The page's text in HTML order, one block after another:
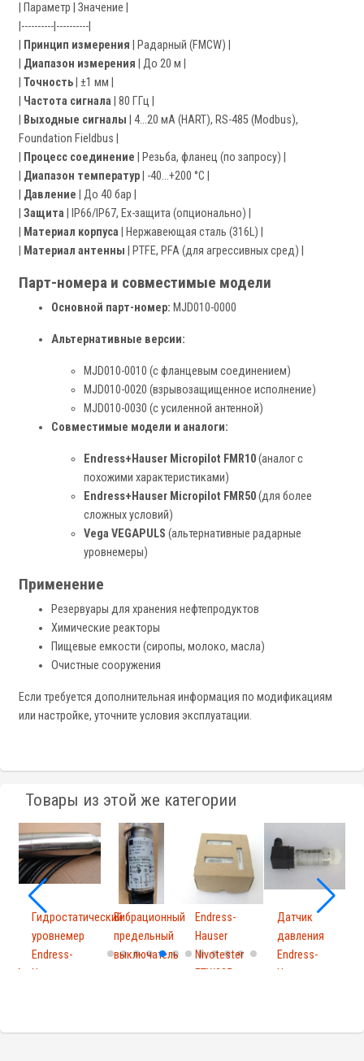
| Параметр | Значение |
|----------|----------|
Принцип измерения | Радарный (FMCW) |
Диапазон измерения | До 20 м |
Точность | ±1 мм |
Частота сигнала | 80 ГГц |
Выходные сигналы | 4…20 мА (HART), RS-485 (Modbus),
Foundation Fieldbus |
Процесс соединение | Резьба, фланец (по запросу) |
Диапазон температур | -40…+200 °C |
Давление | До 40 бар |
Защита | IP66/IP67, Ex-защита (опционально) |
Материал корпуса | Нержавеющая сталь (316L) |
Материал антенны | PTFE, PFA (для агрессивных сред) |
Парт-номера и совместимые модели
Основной парт-номер: MJD010-0000
Альтернативные версии:
MJD010-0010 (с фланцевым соединением)
MJD010-0020 (взрывозащищенное исполнение)
MJD010-0030 (с усиленной антенной)
Совместимые модели и аналоги:
Endress+Hauser Micropilot FMR10(аналог с
похожими характеристиками)
Endress+Hauser Micropilot FMR50(для более
сложных условий)
Vega VEGAPULS (альтернативные радарные
уровнемеры)
Применение
Резервуары для хранения нефтепродуктов
Химические реакторы
Пищевые емкости (сиропы, молоко, масла)
Очистные сооружения
Если требуется дополнительная информация по модификациям
или настройке, уточните условия эксплуатации.
Товары из этой же категории
Гидростатический
уровнемер
Endress-
Hause...
Вибрационный
предельный
выключатель
Endress-
Hauser
Nivotester
FTW325
Датчик
давления
Endress-
Hauser